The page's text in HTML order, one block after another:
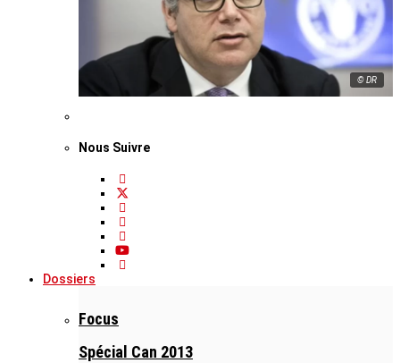
© DR
Nous Suivre
Dossiers
Focus
Spécial Can 2013